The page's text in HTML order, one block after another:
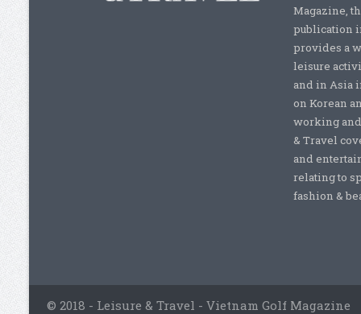
Magazine,
publication
provides a
leisure
and in Asia
on Korean
working
& Travel
and
relating to
fashion &
© 2018 - Leisure & Travel - Vietnam Golf Magazine